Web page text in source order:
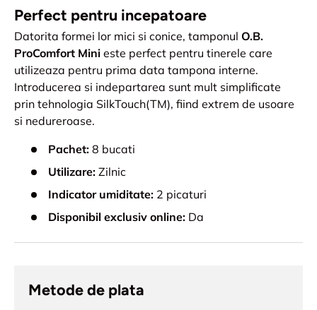
Perfect pentru incepatoare
Datorita formei lor mici si conice, tamponul O.B.
ProComfort Mini este perfect pentru tinerele care
utilizeaza pentru prima data tampona interne.
Introducerea si indepartarea sunt mult simplificate
prin tehnologia SilkTouch(TM), fiind extrem de usoare
si nedureroase.
Pachet: 8 bucati
Utilizare: Zilnic
Indicator umiditate: 2 picaturi
Disponibil exclusiv online: Da
Metode de plata